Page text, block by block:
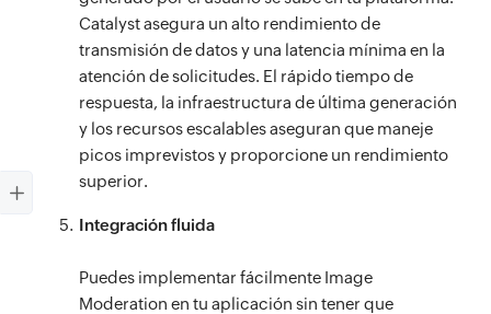
Catalyst asegura un alto rendimiento de
transmisión de datos y una latencia mínima en la
atención de solicitudes. El rápido tiempo de
respuesta, la infraestructura de última generación
y los recursos escalables aseguran que maneje
picos imprevistos y proporcione un rendimiento
superior.
Integración fluida
Puedes implementar fácilmente Image
Moderation en tu aplicación sin tener que